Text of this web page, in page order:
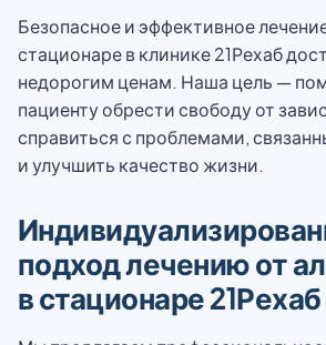
Безопасное и эффективное
стационаре в клинике 21Рехаб
недорогим ценам. Наша цель —
пациенту обрести свободу от
справиться с проблемами,
и улучшить качество жизни.
подход лечению от
в стационаре 21Рехаб